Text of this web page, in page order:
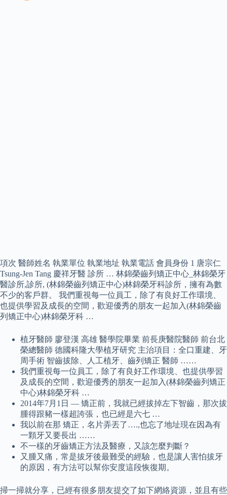
項次 醫師姓名 執業單位 執業地址 執業電話 會員身份 1 唐宗仁
Tsung-Jen Tang 慶祥牙醫 診所 … 林錦榮齒列矯正中心_林錦榮牙
醫診所,診所, (林錦榮齒列矯正中心)林錦榮牙科診所，擁有為數
不少的客戶群。 我們重視每一位員工，除了有良好工作環境、
也提供學習及成長的空間，歡迎優秀的朋友一起加入(林錦榮齒
列矯正中心)林錦榮牙科 …
植牙醫師 廖登漢 高雄 醫學院畢業 前長庚醫院醫師 前台北
榮總醫師 德國科隆大學植牙研究 主治項目：全口重建、牙
周手術 智齒拔除、人工植牙、齒列矯正 醫師 ……
我們重視每一位員工，除了有良好工作環境、也提供學習
及成長的空間，歡迎優秀的朋友一起加入(林錦榮齒列矯正
中心)林錦榮牙科 …
2014年7月1日 — 矯正前，我就已經拔掉左下智齒，那次拔
腫得跟豬一樣超誇張，也已經是六七 …
我以前在那 矯正，名片弄丟了….,也忘了地址現在因為有
一顆牙又要長出 ……
不一樣的牙齒矯正方法及醫療，又該怎麼判斷？
又腫又痛，常是拔牙後最難受的經驗，也是讓人害怕拔牙
的原因，有方法可以幫你安度這段恢復期。
掃一掃就分享，已經有很多朋友提交了如下網絡資源，並且有些